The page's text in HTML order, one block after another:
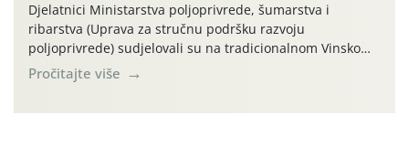
Djelatnici Ministarstva poljoprivrede, šumarstva i
ribarstva (Uprava za stručnu podršku razvoju
poljoprivrede) sudjelovali su na tradicionalnom Vinskom
forumu, održanom 24.07.2026. godine u Domu vinarske
tradicije u Putnikovićima na poluotoku Pelješcu, u
Pročitajte više